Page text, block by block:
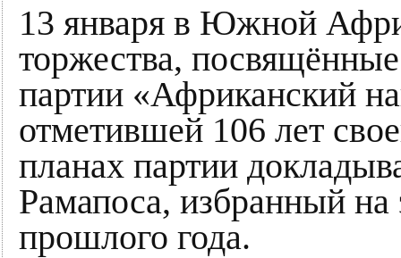
13 января в Южной
торжества,
партии «Африканский
отметившей 106 лет
планах партии
Рамапоса, избранный на
прошлого года.